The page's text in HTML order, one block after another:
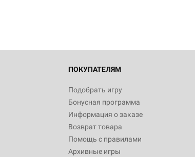
ПОКУПАТЕЛЯМ
Подобрать игру
Бонусная программа
Информация о заказе
Возврат товара
Помощь с правилами
Архивные игры